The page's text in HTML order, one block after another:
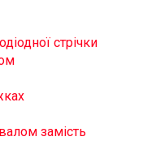
стрічки
замість